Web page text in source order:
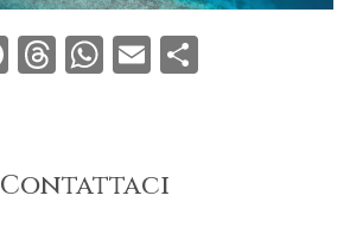
Facebook
Threads
WhatsApp
Email
Contattaci